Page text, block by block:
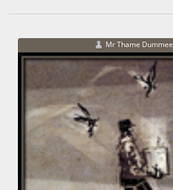
Mr Thame Dummee